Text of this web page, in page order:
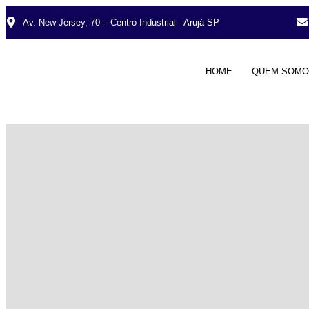
Av. New Jersey, 70 – Centro Industrial - Arujá-SP
HOME QUEM